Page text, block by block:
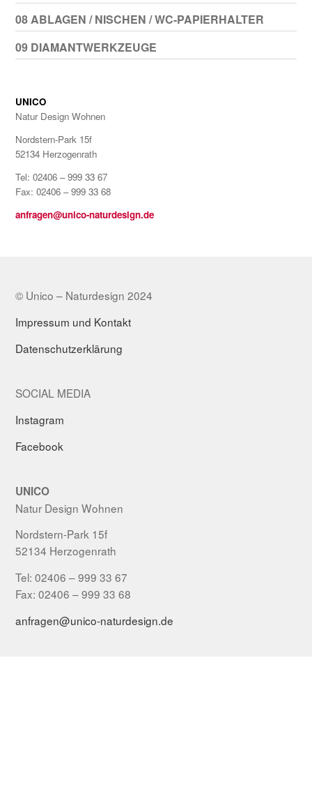
08 ABLAGEN / NISCHEN / WC-PAPIERHALTER
09 DIAMANTWERKZEUGE
UNICO
Natur Design Wohnen
Nordstern-Park 15f
52134 Herzogenrath
Tel: 02406 – 999 33 67
Fax: 02406 – 999 33 68
anfragen@unico-naturdesign.de
© Unico – Naturdesign 2024
Impressum und Kontakt
Datenschutzerklärung
SOCIAL MEDIA
Instagram
Facebook
UNICO
Natur Design Wohnen
Nordstern-Park 15f
52134 Herzogenrath
Tel: 02406 – 999 33 67
Fax: 02406 – 999 33 68
anfragen@unico-naturdesign.de